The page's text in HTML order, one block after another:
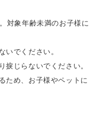
対象年齢未満のお子様に
でください。
じらないでください。
ため、お子様やペットに